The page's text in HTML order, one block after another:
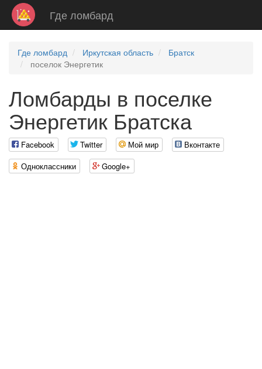
Где ломбард
Где ломбард Иркутская область
Братск
поселок Энергетик
Ломбарды в поселке
Энергетик Братска
Facebook Twitter Мой мир
Вконтакте
Одноклассники
Google+